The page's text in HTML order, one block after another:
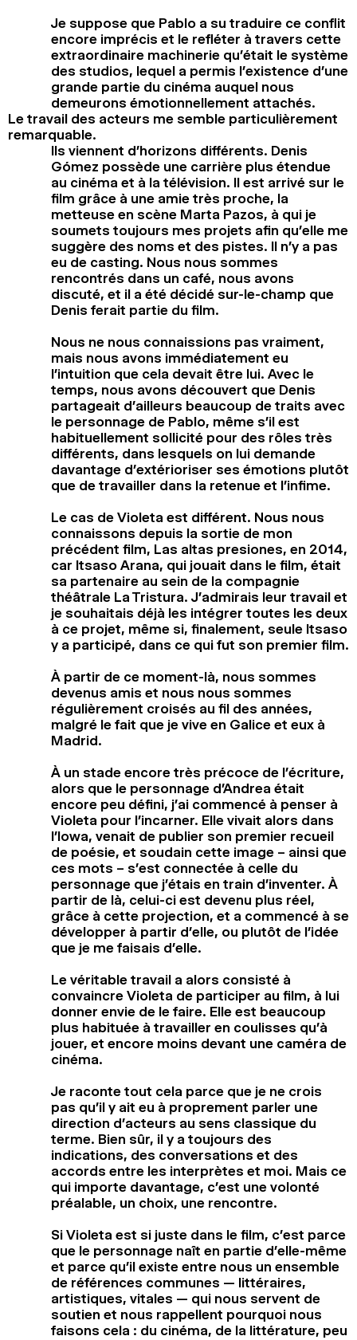
Je suppose que Pablo a su traduire ce conflit
encore imprécis et le refléter à travers cette
extraordinaire machinerie qu’était le système
des studios, lequel a permis l’existence d’une
grande partie du cinéma auquel nous
demeurons émotionnellement attachés.
Le travail des acteurs me semble particulièrement
remarquable.
Ils viennent d’horizons différents. Denis
Gómez possède une carrière plus étendue
au cinéma et à la télévision. Il est arrivé sur le
film grâce à une amie très proche, la
metteuse en scène Marta Pazos, à qui je
soumets toujours mes projets afin qu’elle me
suggère des noms et des pistes. Il n’y a pas
eu de casting. Nous nous sommes
rencontrés dans un café, nous avons
discuté, et il a été décidé sur-le-champ que
Denis ferait partie du film.
Nous ne nous connaissions pas vraiment,
mais nous avons immédiatement eu
l’intuition que cela devait être lui. Avec le
temps, nous avons découvert que Denis
partageait d’ailleurs beaucoup de traits avec
le personnage de Pablo, même s’il est
habituellement sollicité pour des rôles très
différents, dans lesquels on lui demande
davantage d’extérioriser ses émotions plutôt
que de travailler dans la retenue et l’infime.
Le cas de Violeta est différent. Nous nous
connaissons depuis la sortie de mon
précédent film, Las altas presiones, en 2014,
car Itsaso Arana, qui jouait dans le film, était
sa partenaire au sein de la compagnie
théâtrale La Tristura. J’admirais leur travail et
je souhaitais déjà les intégrer toutes les deux
à ce projet, même si, finalement, seule Itsaso
y a participé, dans ce qui fut son premier film.
À partir de ce moment-là, nous sommes
devenus amis et nous nous sommes
régulièrement croisés au fil des années,
malgré le fait que je vive en Galice et eux à
Madrid.
À un stade encore très précoce de l’écriture,
alors que le personnage d’Andrea était
encore peu défini, j’ai commencé à penser à
Violeta pour l’incarner. Elle vivait alors dans
l’Iowa, venait de publier son premier recueil
de poésie, et soudain cette image – ainsi que
ces mots – s’est connectée à celle du
personnage que j’étais en train d’inventer. À
partir de là, celui-ci est devenu plus réel,
grâce à cette projection, et a commencé à se
développer à partir d’elle, ou plutôt de l’idée
que je me faisais d’elle.
Le véritable travail a alors consisté à
convaincre Violeta de participer au film, à lui
donner envie de le faire. Elle est beaucoup
plus habituée à travailler en coulisses qu’à
jouer, et encore moins devant une caméra de
cinéma.
Je raconte tout cela parce que je ne crois
pas qu’il y ait eu à proprement parler une
direction d’acteurs au sens classique du
terme. Bien sûr, il y a toujours des
indications, des conversations et des
accords entre les interprètes et moi. Mais ce
qui importe davantage, c’est une volonté
préalable, un choix, une rencontre.
Si Violeta est si juste dans le film, c’est parce
que le personnage naît en partie d’elle-même
et parce qu’il existe entre nous un ensemble
de références communes — littéraires,
artistiques, vitales — qui nous servent de
soutien et nous rappellent pourquoi nous
faisons cela : du cinéma, de la littérature, peu